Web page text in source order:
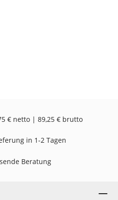
€ netto | 89,25 € brutto
in 1-2 Tagen
Beratung